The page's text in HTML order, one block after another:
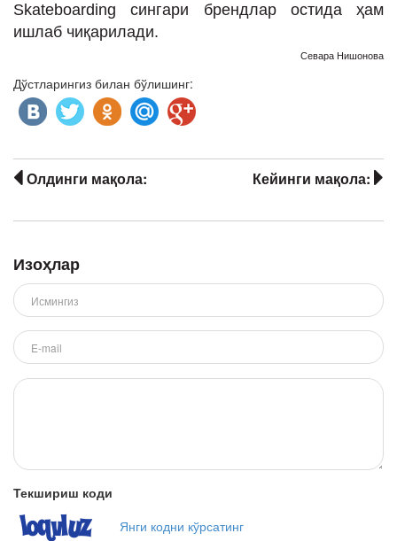
Skateboarding сингари брендлар остида ҳам
ишлаб чиқарилади.
Севара Нишонова
Дўстларингиз билан бўлишинг:
Кейинги мақола:
Олдинги мақола:
Изоҳлар
Текшириш коди
Янги кодни кўрсатинг